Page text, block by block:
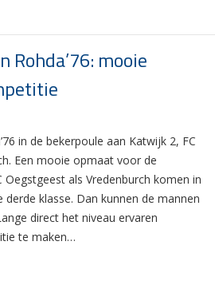
mooie
in de bekerpoule aan Katwijk 2, FC
Een mooie opmaat voor de
als Vredenburch komen in
klasse. Dan kunnen de mannen
direct het niveau ervaren
te maken…